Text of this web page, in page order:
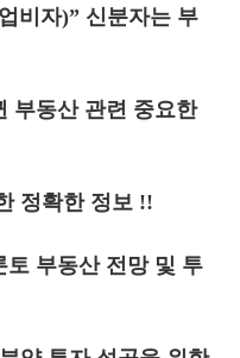
비자)” 신분자는 부
부동산 관련 중요한
정확한 정보 !!
토 부동산 전망 및 투